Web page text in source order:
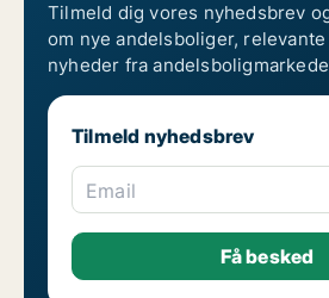
Tilmeld dig vores nyhedsbrev
om nye andelsboliger,
nyheder fra
Tilmeld nyhedsbrev
Email